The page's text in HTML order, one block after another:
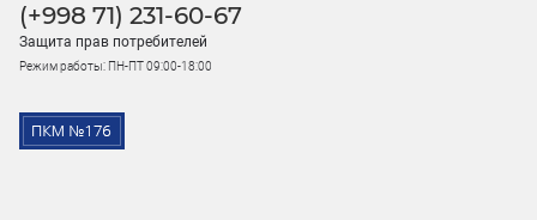
(+998 71) 231-60-67
Защита прав потребителей
Режим работы: ПН-ПТ 09:00-18:00